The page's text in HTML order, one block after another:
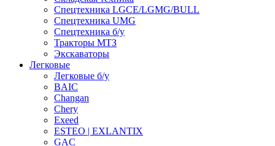
Спецтехника LGCE/LGMG/BULL
Спецтехника UMG
Спецтехника б/у
Тракторы МТЗ
Экскаваторы
Легковые
Легковые б/у
BAIC
Changan
Chery
Exeed
ESTEO | EXLANTIX
GAC